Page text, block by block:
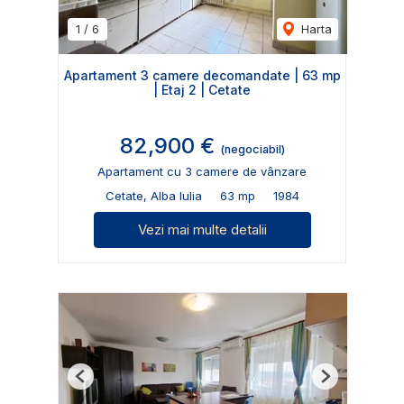
1 / 6 Harta
Apartament 3 camere decomandate | 63 mp
| Etaj 2 | Cetate
82,900 € (negociabil)
Apartament cu 3 camere de vânzare
Cetate, Alba Iulia
63 mp 1984
Vezi mai multe detalii
Previous Next